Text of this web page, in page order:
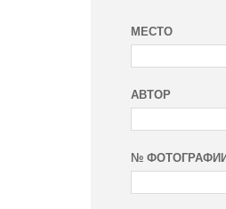
МЕСТО
АВТОР
№ ФОТОГРАФИИ